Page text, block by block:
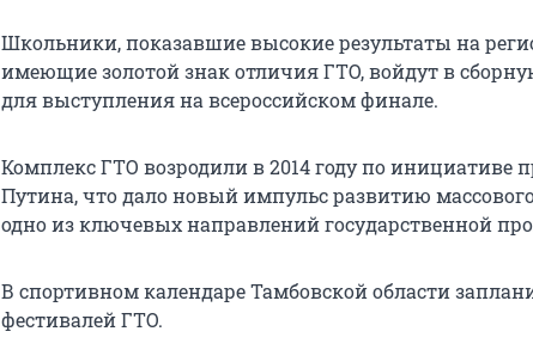
Школьники, показавшие высокие результаты на
имеющие золотой знак отличия ГТО, войдут в
для выступления на всероссийском финале.
Комплекс ГТО возродили в 2014 году по инициативе
Путина, что дало новый импульс развитию
одно из ключевых направлений государственной
В спортивном календаре Тамбовской области
фестивалей ГТО.